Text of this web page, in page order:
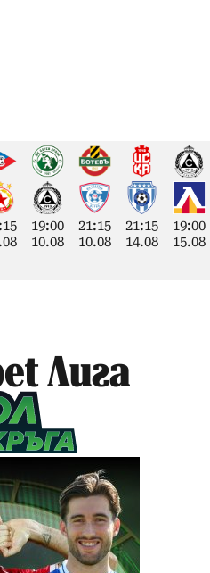
19:00
10.08
21:15
10.08
21:15
14.08
19:00
15.08
Лига